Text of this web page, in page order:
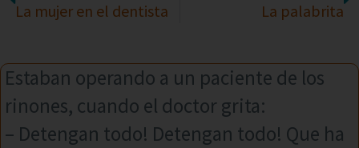
La mujer en el dentista La palabrita
Estaban operando a un paciente de los
rinones, cuando el doctor grita:
– Detengan todo! Detengan todo! Que ha